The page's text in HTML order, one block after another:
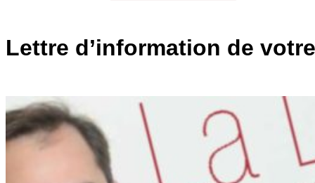
Lettre d’information de